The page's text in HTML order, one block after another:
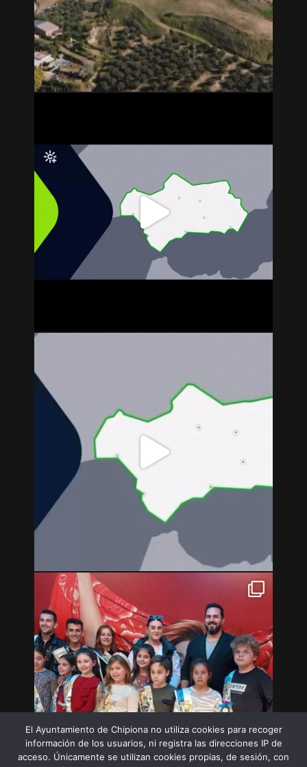
El Ayuntamiento de Chipiona no utiliza cookies para recoger
información de los usuarios, ni registra las direcciones IP de
acceso. Únicamente se utilizan cookies propias, de sesión, con